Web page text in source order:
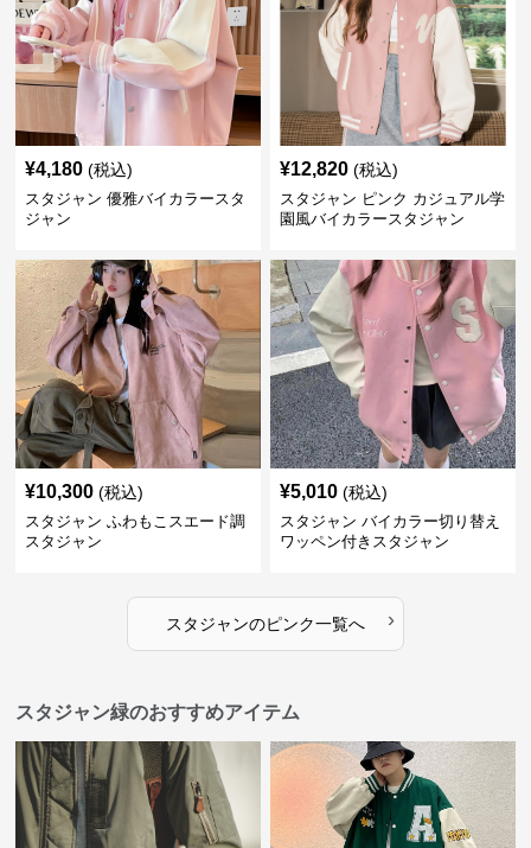
¥4,180 (税込)
スタジャン 優雅バイカラースタ
ジャン
¥12,820 (税込)
スタジャン ピンク カジュアル学
園風バイカラースタジャン
¥10,300 (税込)
スタジャン ふわもこスエード調
スタジャン
¥5,010 (税込)
スタジャン バイカラー切り替え
ワッペン付きスタジャン
スタジャンのピンク一覧へ ›
スタジャン緑のおすすめアイテム